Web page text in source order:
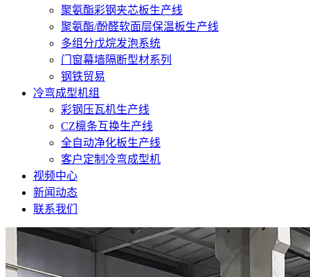
聚氨酯彩钢夹芯板生产线
聚氨酯/酚醛软面层保温板生产线
多组分戊烷发泡系统
门窗幕墙隔断型材系列
钢铁贸易
冷弯成型机组
彩钢压瓦机生产线
CZ檩条互换生产线
全自动净化板生产线
客户定制冷弯成型机
视频中心
新闻动态
联系我们